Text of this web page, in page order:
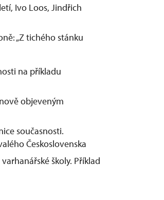
Ivo Loos, Jindřich
„Z tichého stánku
na příkladu
nově objeveným
současnosti.
Československa
školy. Příklad